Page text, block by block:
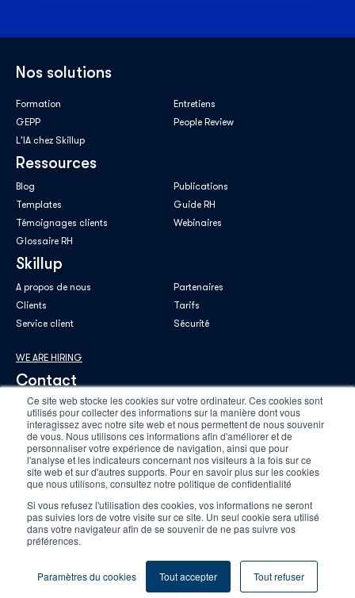
Ce site web stocke les cookies sur votre ordinateur. Ces cookies sont
utilisés pour collecter des informations sur la manière dont vous
interagissez avec notre site web et nous permettent de nous souvenir
de vous. Nous utilisons ces informations afin d'améliorer et de
personnaliser votre expérience de navigation, ainsi que pour
l'analyse et les indicateurs concernant nos visiteurs à la fois sur ce
site web et sur d'autres supports. Pour en savoir plus sur les cookies
que nous utilisons, consultez notre politique de confidentialité
Si vous refusez l'utilisation des cookies, vos informations ne seront
pas suivies lors de votre visite sur ce site. Un seul cookie sera utilisé
dans votre navigateur afin de se souvenir de ne pas suivre vos
préférences.
Paramètres du cookies Tout accepter Tout refuser
Nos solutions
Formation
Entretiens
GEPP
People Review
L'IA chez Skillup
Ressources
Blog
Publications
Templates
Guide RH
Témoignages clients
Webinaires
Glossaire RH
Skillup
A propos de nous
Partenaires
Clients
Tarifs
Service client
Sécurité
WE ARE HIRING
Contact
E-mail professionnel*
En savoir plus sur notrepolitique de confidentialité.
2025 Skillup © CGV Mentions légales Plan du site Gestions des cookies